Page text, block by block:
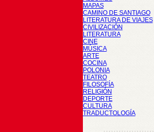
MAPAS
CAMINO DE SANTIAGO
LITERATURA DE VIAJES
CIVILIZACIÓN
LITERATURA
CINE
MÚSICA
ARTE
COCINA
POLONIA
TEATRO
FILOSOFÍA
RELIGIÓN
DEPORTE
CULTURA
TRADUCTOLOGÍA